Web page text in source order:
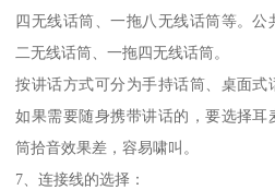
四无线话筒、一拖八无线话筒等。
二无线话筒、一拖四无线话筒。
按讲话方式可分为手持话筒、桌面式
如果需要随身携带讲话的，要选择
筒拾音效果差，容易啸叫。
7、连接线的选择：